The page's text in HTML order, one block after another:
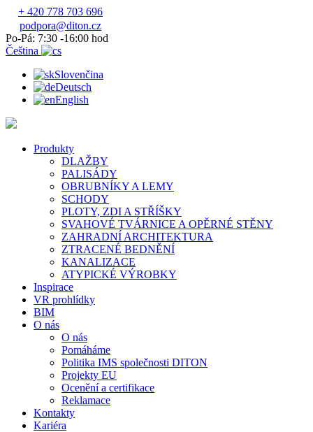
+ 420 778 703 696
podpora@diton.cz
Po-Pá: 7:30 -16:00 hod
Čeština
Slovenčina
Deutsch
English
Produkty
DLAŽBY
PALISÁDY
OBRUBNÍKY A LEMY
SCHODY
PLOTY, ZDI A STŘÍŠKY
SVAHOVÉ TVÁRNICE A OPĚRNÉ STĚNY
ZAHRADNÍ ARCHITEKTURA
ZTRACENÉ BEDNĚNÍ
KANALIZACE
ATYPICKÉ VÝROBKY
Inspirace
VR prohlídky
BIM
O nás
O nás
Pomáháme
Politika IMS společnosti DITON
Projekty EU
Ocenění a certifikace
Reklamace
Kontakty
Kariéra